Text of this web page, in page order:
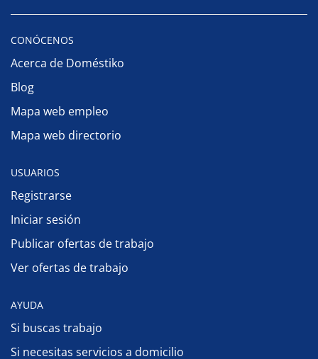
CONÓCENOS
Acerca de Doméstiko
Blog
Mapa web empleo
Mapa web directorio
USUARIOS
Registrarse
Iniciar sesión
Publicar ofertas de trabajo
Ver ofertas de trabajo
AYUDA
Si buscas trabajo
Si necesitas servicios a domicilio